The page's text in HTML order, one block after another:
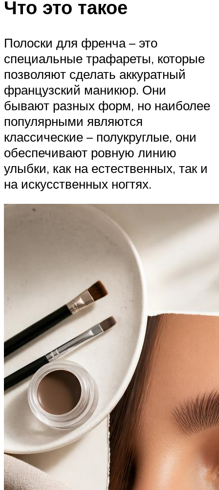
Что это такое
Полоски для френча – это
специальные трафареты, которые
позволяют сделать аккуратный
французский маникюр. Они
бывают разных форм, но наиболее
популярными являются
классические – полукруглые, они
обеспечивают ровную линию
улыбки, как на естественных, так и
на искусственных ногтях.